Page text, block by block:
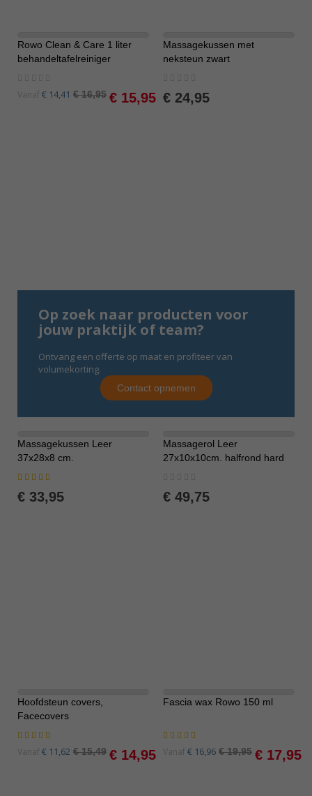
-6%
Rowo Clean & Care 1 liter
behandeltafelreiniger
€ 16,95 Special
Price
€ 15,95
Vanaf € 14,41
Massagekussen met
neksteun zwart
€ 24,95
Op zoek naar producten voor
jouw praktijk of team?
Ontvang een offerte op maat en profiteer van
volumekorting.
Contact opnemen
Massagekussen Leer
37x28x8 cm.
Waardering:
€ 33,95
Massagerol Leer
27x10x10cm. halfrond hard
€ 49,75
Hoofdsteun covers,
Facecovers
Waardering:
€ 15,49 Special
Price
€ 14,95
Vanaf € 11,62
-10%
Fascia wax Rowo 150 ml
Waardering:
€ 19,95 Special
Price
€ 17,95
Vanaf € 16,96